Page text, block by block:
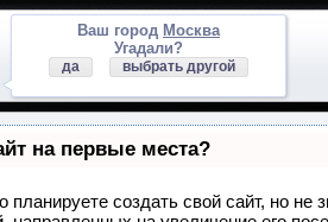
Ваш город Москва
Угадали?
да выбрать другой
на первые места?
планируете создать свой сайт, но